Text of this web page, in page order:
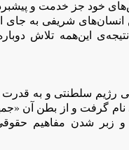
خود جز خدمت و
شریفی به جای
این‌همه تلاش
رژیم سلطنتی و به
نام گرفت و از بطن آن
زبر شدن مفاهیم